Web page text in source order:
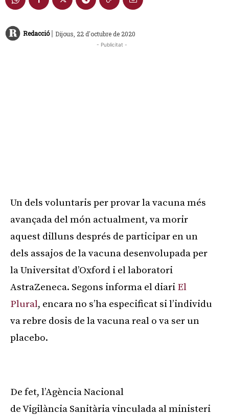
Redacció | Dijous, 22 d'octubre de 2020
- Publicitat -
Un dels voluntaris per provar la vacuna més
avançada del món actualment, va morir
aquest dilluns després de participar en un
dels assajos de la vacuna desenvolupada per
la Universitat d’Oxford i el laboratori
AstraZeneca. Segons informa el diari El
Plural, encara no s’ha especificat si l’individu
va rebre dosis de la vacuna real o va ser un
placebo.
De fet, l’Agència Nacional
de Vigilància Sanitària vinculada al ministeri